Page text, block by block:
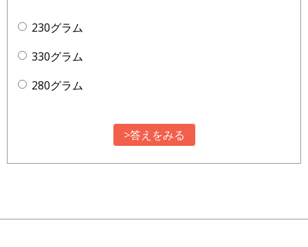
230グラム
330グラム
280グラム
>答えをみる